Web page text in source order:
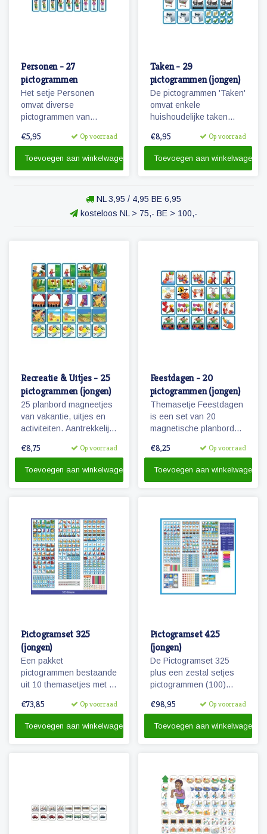
Personen - 27
pictogrammen
Het setje Personen
omvat diverse
pictogrammen van
omgeving van het kind.
€5,95 Op voorraad
Toevoegen aan winkelwagen
Taken - 29
pictogrammen (jongen)
De pictogrammen 'Taken'
omvat enkele
huishoudelijke taken
helpen.
€8,95 Op voorraad
Toevoegen aan winkelwagen
NL 3,95 / 4,95 BE 6,95
kosteloos NL > 75,- BE > 100,-
Recreatie & Uitjes - 25
pictogrammen (jongen)
25 planbord magneetjes
van vakantie, uitjes en
activiteiten. Aantrekkelijk
pictogrammen.
€8,75 Op voorraad
Toevoegen aan winkelwagen
Feestdagen - 20
pictogrammen (jongen)
Themasetje Feestdagen
is een set van 20
magnetische planbord
€8,25 Op voorraad
Toevoegen aan winkelwagen
Pictogramset 325
(jongen)
Een pakket
pictogrammen bestaande
uit 10 themasetjes met in
voor een volledige
€73,85 Op voorraad
Toevoegen aan winkelwagen
Pictogramset 425
(jongen)
De Pictogramset 325
plus een zestal setjes
pictogrammen (100)
maanden, dagen van de
belonen.
€98,95 Op voorraad
Toevoegen aan winkelwagen